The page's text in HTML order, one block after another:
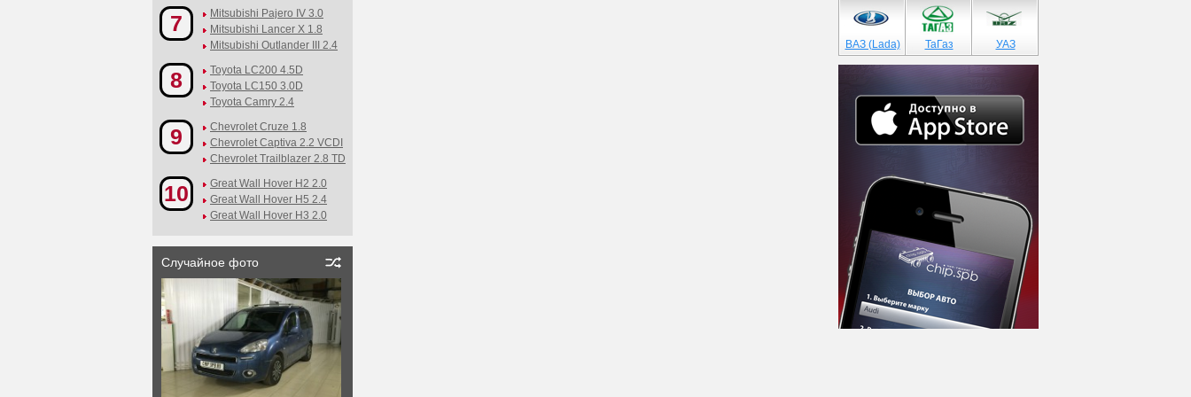
7
Mitsubishi Pajero IV 3.0
Mitsubishi Lancer X 1.8
Mitsubishi Outlander III 2.4
8
Toyota LC200 4.5D
Toyota LC150 3.0D
Toyota Camry 2.4
9
Chevrolet Cruze 1.8
Chevrolet Captiva 2.2 VCDI
Chevrolet Trailblazer 2.8 TD
10
Great Wall Hover H2 2.0
Great Wall Hover H5 2.4
Great Wall Hover H3 2.0
Случайное фото
ВАЗ (Lada) ТаГаз УАЗ